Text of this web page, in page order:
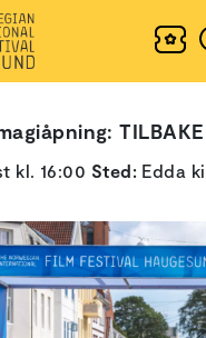
TILBAKE
kl. 16:00 Sted:Edda